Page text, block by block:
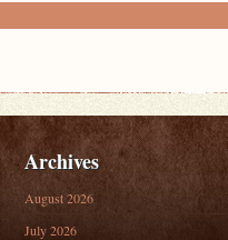
Archives
August 2026
July 2026